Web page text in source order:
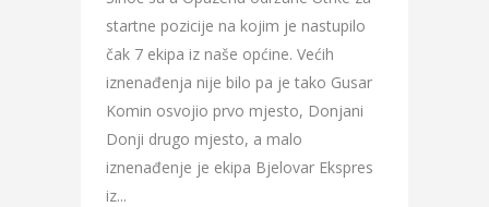
startne pozicije na kojim je nastupilo
čak 7 ekipa iz naše općine. Većih
iznenađenja nije bilo pa je tako Gusar
Komin osvojio prvo mjesto, Donjani
Donji drugo mjesto, a malo
iznenađenje je ekipa Bjelovar Ekspres
iz...